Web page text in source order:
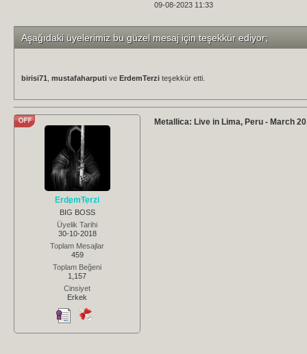
09-08-2023 11:33
Aşağıdaki üyelerimiz bu güzel mesaj için teşekkür ediyor;
birisi71 mustafaharputi ve ErdemTerzi teşekkür etti.
ErdemTerzi
BIG BOSS
Üyelik Tarihi
30-10-2018
Toplam Mesajlar
459
Toplam Beğeni
1,157
Cinsiyet
Erkek
Metallica: Live in Lima, Peru - March